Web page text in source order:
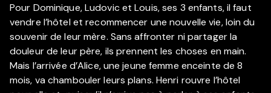
Pour Dominique, Ludovic et Louis, ses 3 enfants, il faut
vendre l’hôtel et recommencer une nouvelle vie, loin du
souvenir de leur mère. Sans affronter ni partager la
douleur de leur père, ils prennent les choses en main.
Mais l’arrivée d’Alice, une jeune femme enceinte de 8
mois, va chambouler leurs plans. Henri rouvre l’hôtel